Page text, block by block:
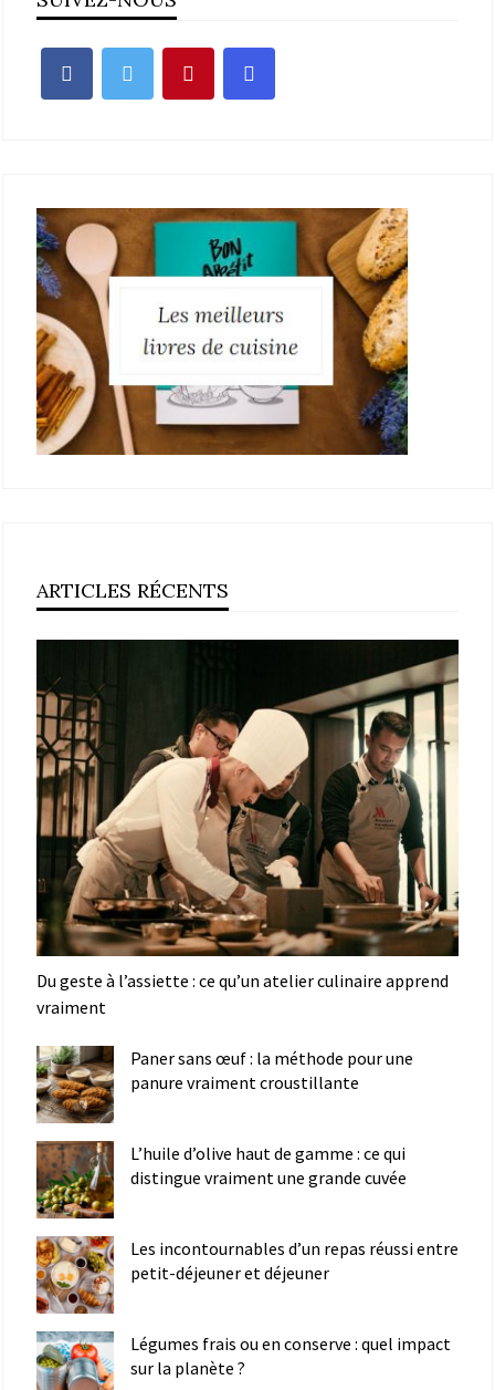
ARTICLES RÉCENTS
Du geste à l’assiette : ce qu’un atelier culinaire apprend
vraiment
Paner sans œuf : la méthode pour une
panure vraiment croustillante
L’huile d’olive haut de gamme : ce qui
distingue vraiment une grande cuvée
Les incontournables d’un repas réussi entre
petit-déjeuner et déjeuner
Légumes frais ou en conserve : quel impact
sur la planète ?